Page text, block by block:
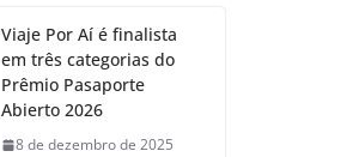
Viaje Por Aí é finalista
em três categorias do
Prêmio Pasaporte
Abierto 2026
8 de dezembro de 2025